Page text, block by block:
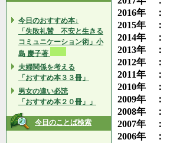
今日のおすすめ本↓
「失敗礼賛 不安と生きる
コミュニケーション術」小
島 慶子著
夫婦関係を考える
「おすすめ本３３冊」
男女の違い必読
「おすすめ本２０冊」」
今日のことば検索
2016年 ：
2015年 ：
2014年 ：
2013年 ：
2012年 ：
2011年 ：
2010年 ：
2009年 ：
2008年 ：
2007年 ：
2006年 ：